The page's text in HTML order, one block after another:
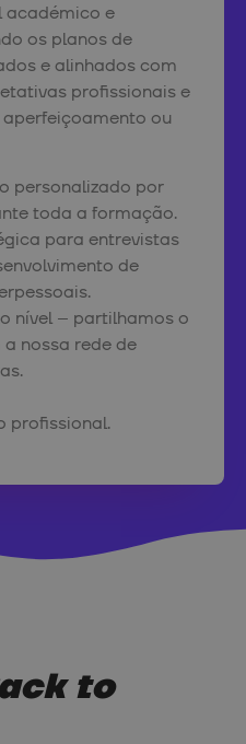
académico e
os planos de
e alinhados com
profissionais e
ou
personalizado por
toda a formação.
para entrevistas
de
nível – partilhamos o
nossa rede de
profissional.
to